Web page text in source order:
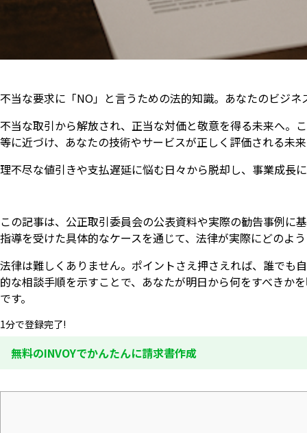
不当な要求に「NO」と言うための法的知識。あなたのビジ
不当な取引から解放され、正当な対価と敬意を得る未来へ。
等に近づけ、あなたの技術やサービスが正しく評価される未
理不尽な値引きや支払遅延に悩む日々から脱却し、事業成長
この記事は、公正取引委員会の公表資料や実際の勧告事例に
指導を受けた具体的なケースを通じて、法律が実際にどのよ
法律は難しくありません。ポイントさえ押さえれば、誰でも
的な相談手順を示すことで、あなたが明日から何をすべきか
です。
1分で登録完了!
無料のINVOYでかんたんに請求書作成